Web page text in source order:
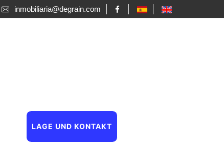
inmobiliaria@degrain.com
LAGE UND KONTAKT